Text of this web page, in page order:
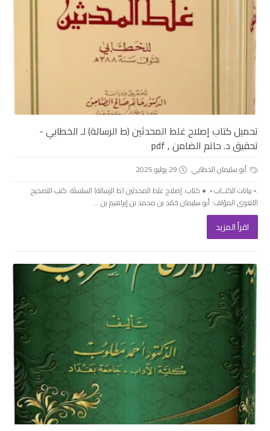
تحميل كتاب إصلاح غلط المحدثين (ط الرسالة) لـ الخطابي -
تحقيق د. حاتم الضامن , pdf
أبو سليمان الخطابي
29 يوليو 2025
.▫️ بيانات الكتــاب ▫️. ● كتاب: إصلاح غلط المحدثين (ط الرسالة) السلسلة: كتب التصحيح
اللغوى المؤلف: أبو سليمان حَمْد بن محمد بن إبراهيم بن ...
اقرأ المزيد